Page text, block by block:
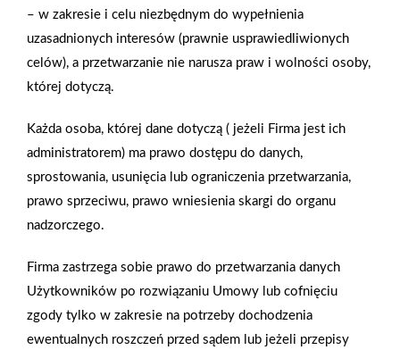
Grupa PSB Handel S.A.
gra z WOŚP. Powstała
firmowa eSkarbonka na
dziecięcej
Zacisze S.A. dołącza do
Grupy PSB. Sieć kończy
rok strategicznym
– w zakresie i celu niezbędnym do wypełnienia
uzasadnionych interesów (prawnie usprawiedliwionych
celów), a przetwarzanie nie narusza praw i wolności osoby,
której dotyczą.
Każda osoba, której dane dotyczą ( jeżeli Firma jest ich
administratorem) ma prawo dostępu do danych,
sprostowania, usunięcia lub ograniczenia przetwarzania,
prawo sprzeciwu, prawo wniesienia skargi do organu
nadzorczego.
Firma zastrzega sobie prawo do przetwarzania danych
Użytkowników po rozwiązaniu Umowy lub cofnięciu
zgody tylko w zakresie na potrzeby dochodzenia
ewentualnych roszczeń przed sądem lub jeżeli przepisy